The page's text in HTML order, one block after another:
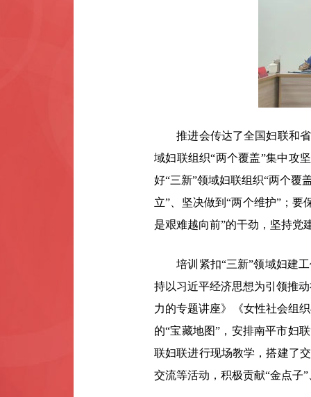
推进会传达了全国妇联和省
域妇联组织“两个覆盖”集中攻
好“三新”领域妇联组织“两个覆
立”、坚决做到“两个维护”；
是艰难越向前”的干劲，坚持党
培训紧扣“三新”领域妇建工
持以习近平经济思想为引领推
力的专题讲座》《女性社会组
的“宝藏地图”，安排南平市妇
联妇联进行现场教学，搭建了
交流等活动，积极贡献“金点子